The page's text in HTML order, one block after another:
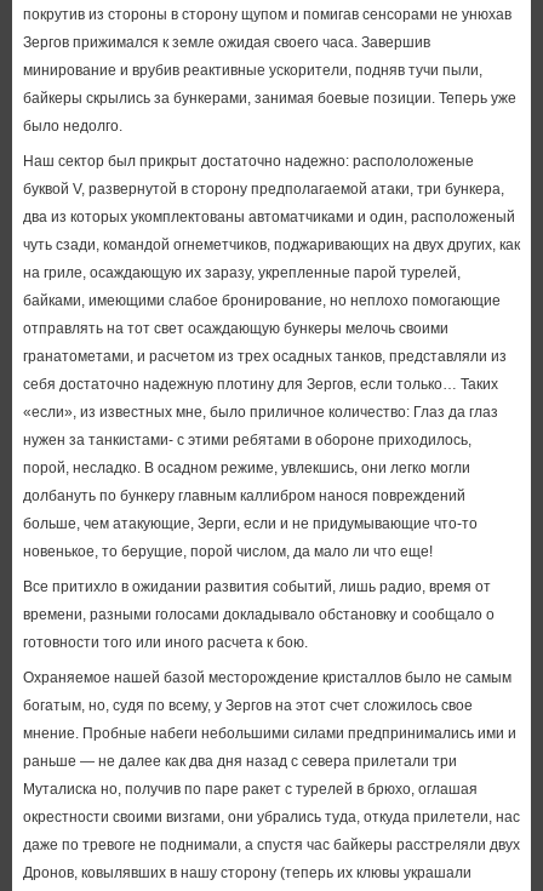
покрутив из стороны в сторону щупом и помигав сенсорами не унюхав
Зергов прижимался к земле ожидая своего часа. Завершив
минирование и врубив реактивные ускорители, подняв тучи пыли,
байкеры скрылись за бункерами, занимая боевые позиции. Теперь уже
было недолго.
Наш сектор был прикрыт достаточно надежно: распололоженые
буквой V, развернутой в сторону предполагаемой атаки, три бункера,
два из которых укомплектованы автоматчиками и один, расположеный
чуть сзади, командой огнеметчиков, поджаривающих на двух других, как
на гриле, осаждающую их заразу, укрепленные парой турелей,
байками, имеющими слабое бронирование, но неплохо помогающие
отправлять на тот свет осаждающую бункеры мелочь своими
гранатометами, и расчетом из трех осадных танков, представляли из
себя достаточно надежную плотину для Зергов, если только… Таких
«если», из известных мне, было приличное количество: Глаз да глаз
нужен за танкистами- с этими ребятами в обороне приходилось,
порой, несладко. В осадном режиме, увлекшись, они легко могли
долбануть по бункеру главным каллибром нанося повреждений
больше, чем атакующие, Зерги, если и не придумывающие что-то
новенькое, то берущие, порой числом, да мало ли что еще!
Все притихло в ожидании развития событий, лишь радио, время от
времени, разными голосами докладывало обстановку и сообщало о
готовности того или иного расчета к бою.
Охраняемое нашей базой месторождение кристаллов было не самым
богатым, но, судя по всему, у Зергов на этот счет сложилось свое
мнение. Пробные набеги небольшими силами предпринимались ими и
раньше — не далее как два дня назад с севера прилетали три
Муталиска но, получив по паре ракет с турелей в брюхо, оглашая
окрестности своими визгами, они убрались туда, откуда прилетели, нас
даже по тревоге не поднимали, а спустя час байкеры расстреляли двух
Дронов, ковылявших в нашу сторону (теперь их клювы украшали